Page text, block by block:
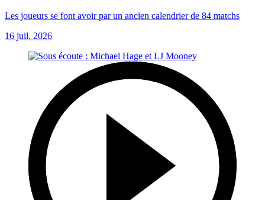
Les joueurs se font avoir par un ancien calendrier de 84 matchs
16 juil. 2026